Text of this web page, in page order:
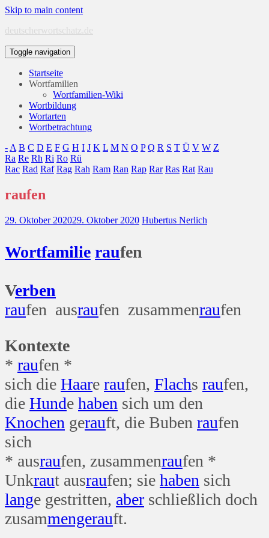
Skip to main content
deutscherwortschatz.de
Toggle navigation
Startseite
Wortfamilien
Wortfamilien-Wiki
Wortbildung
Wortarten
Wortbetrachtung
- A B C D E F G H I J K L M N O P Q R S T Ü V W Z
Ra Re Rh Ri Ro Rü
Rac Rad Raf Rag Rah Ram Ran Rap Rar Ras Rat Rau
raufen
29. Oktober 202029. Oktober 2020 Hubertus Nerlich
Wortfamilie raufen
Verben
raufen ausraufen zusammenraufen
Kontexte
* raufen *
sich die Haare raufen, Flachs raufen,
die Hunde haben sich um den
Knochen gerauft, die Buben raufen
sich
* ausraufen, zusammenraufen *
Unkraut ausraufen; sie haben sich
lange gestritten, aber schließlich doch
zusammengerauft.